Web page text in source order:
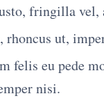
fringilla vel,
ut,
felis eu pede
nisi.